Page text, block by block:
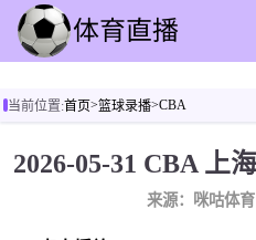
足球直播
当前位置:首页>篮球录播>CBA
来源：咪咕体育